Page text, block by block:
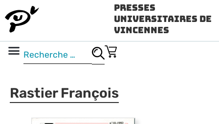
Presses
Universitaires de
Vincennes
Rastier François